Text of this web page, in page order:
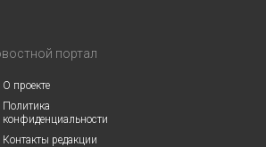
портал
О проекте
Политика
конфиденциальности
Контакты редакции